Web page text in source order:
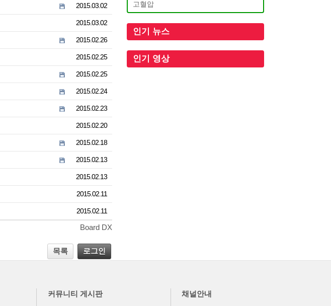
2015.03.02
2015.03.02
2015.02.26
2015.02.25
2015.02.25
2015.02.24
2015.02.23
2015.02.20
2015.02.18
2015.02.13
2015.02.13
2015.02.11
2015.02.11
Board DX
목록 로그인
고혈압
인기 뉴스
인기 영상
커뮤니티 게시판 채널안내